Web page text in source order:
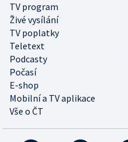
TV program
Živé vysílání
TV poplatky
Teletext
Podcasty
Počasí
E-shop
Mobilní a TV aplikace
Vše o ČT